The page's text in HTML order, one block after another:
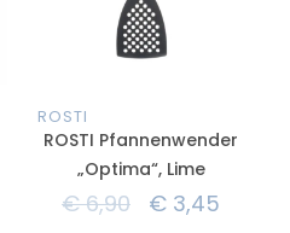
ROSTI
ROSTI Pfannenwender
„Optima“, Lime
€6,90 € 3,45